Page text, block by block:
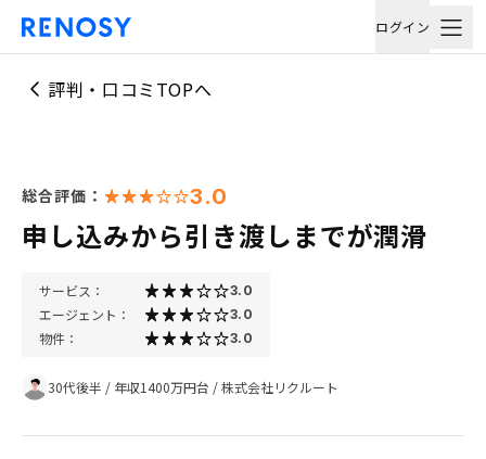
ログイン
評判・口コミTOPへ
総合評価： 3.0
申し込みから引き渡しまでが潤滑
サービス： 3.0
エージェント： 3.0
物件： 3.0
30代後半 / 年収1400万円台 /株式会社リクルート